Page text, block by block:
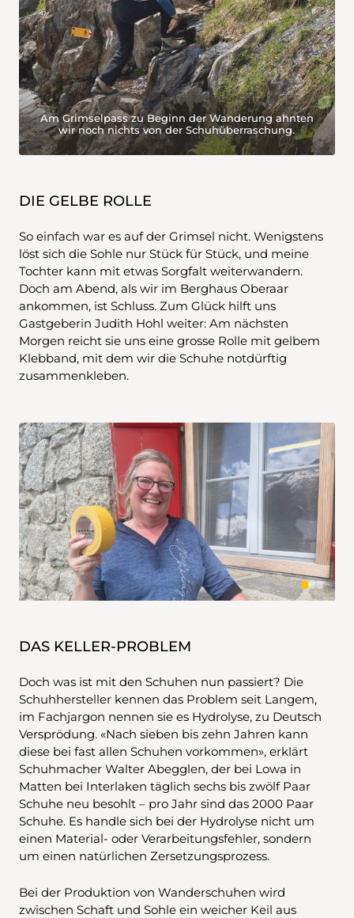
Am Grimselpass zu Beginn der Wanderung ahnten
wir noch nichts von der Schuhüberraschung.
DIE GELBE ROLLE
So einfach war es auf der Grimsel nicht. Wenigstens
löst sich die Sohle nur Stück für Stück, und meine
Tochter kann mit etwas Sorgfalt weiterwandern.
Doch am Abend, als wir im Berghaus Oberaar
ankommen, ist Schluss. Zum Glück hilft uns
Gastgeberin Judith Hohl weiter: Am nächsten
Morgen reicht sie uns eine grosse Rolle mit gelbem
Klebband, mit dem wir die Schuhe notdürftig
zusammenkleben.
DAS KELLER-PROBLEM
Doch was ist mit den Schuhen nun passiert? Die
Schuhhersteller kennen das Problem seit Langem,
im Fachjargon nennen sie es Hydrolyse, zu Deutsch
Versprödung. «Nach sieben bis zehn Jahren kann
diese bei fast allen Schuhen vorkommen», erklärt
Schuhmacher Walter Abegglen, der bei Lowa in
Matten bei Interlaken täglich sechs bis zwölf Paar
Schuhe neu besohlt – pro Jahr sind das 2000 Paar
Schuhe. Es handle sich bei der Hydrolyse nicht um
einen Material- oder Verarbeitungsfehler, sondern
um einen natürlichen Zersetzungsprozess.
Bei der Produktion von Wanderschuhen wird
zwischen Schaft und Sohle ein weicher Keil aus